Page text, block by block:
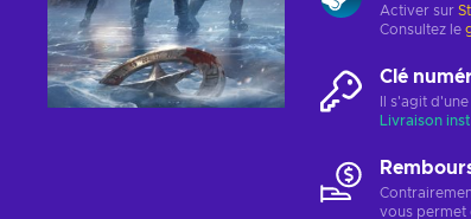
Activer sur
Consultez le
Clé
Il s'agit
Livraison
vous permet